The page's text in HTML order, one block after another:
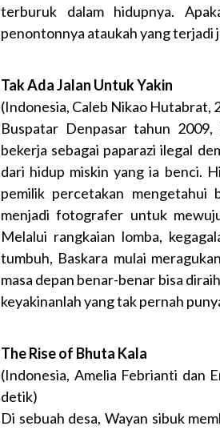
terburuk dalam hidupnya.
penontonnya ataukah yang terjadi
Tak Ada Jalan Untuk Yakin
(Indonesia, Caleb Nikao Hutabrat,
Buspatar Denpasar tahun
bekerja sebagai paparazi ilegal
dari hidup miskin yang ia benci.
pemilik percetakan mengetahui
menjadi fotografer untuk
Melalui rangkaian lomba,
tumbuh, Baskara mulai
masa depan benar-benar bisa
keyakinanlah yang tak pernah
The Rise of Bhuta Kala
(Indonesia, Amelia Febrianti dan
detik)
Di sebuah desa, Wayan sibuk